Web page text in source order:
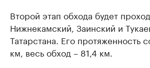
Второй этап обхода будет
Нижнекамский, Заинский и
Татарстана. Его протяженность
км, весь обход – 81,4 км.